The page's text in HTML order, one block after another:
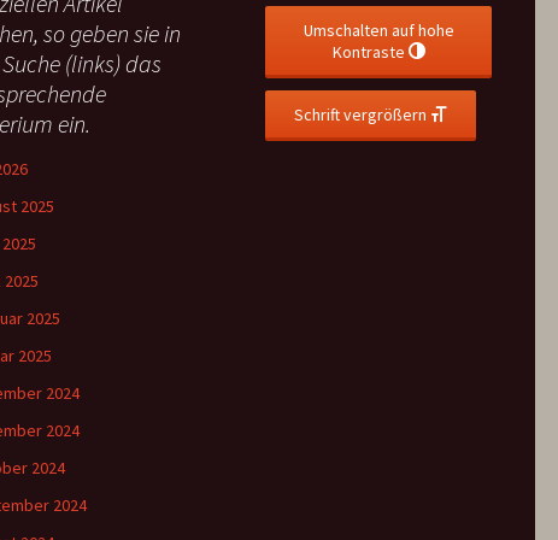
so geben sie in
(links) das
ein.
2025
2025
2025
2024
2024
2024
2024
Umschalten auf hohe
Kontraste
Schrift vergrößern